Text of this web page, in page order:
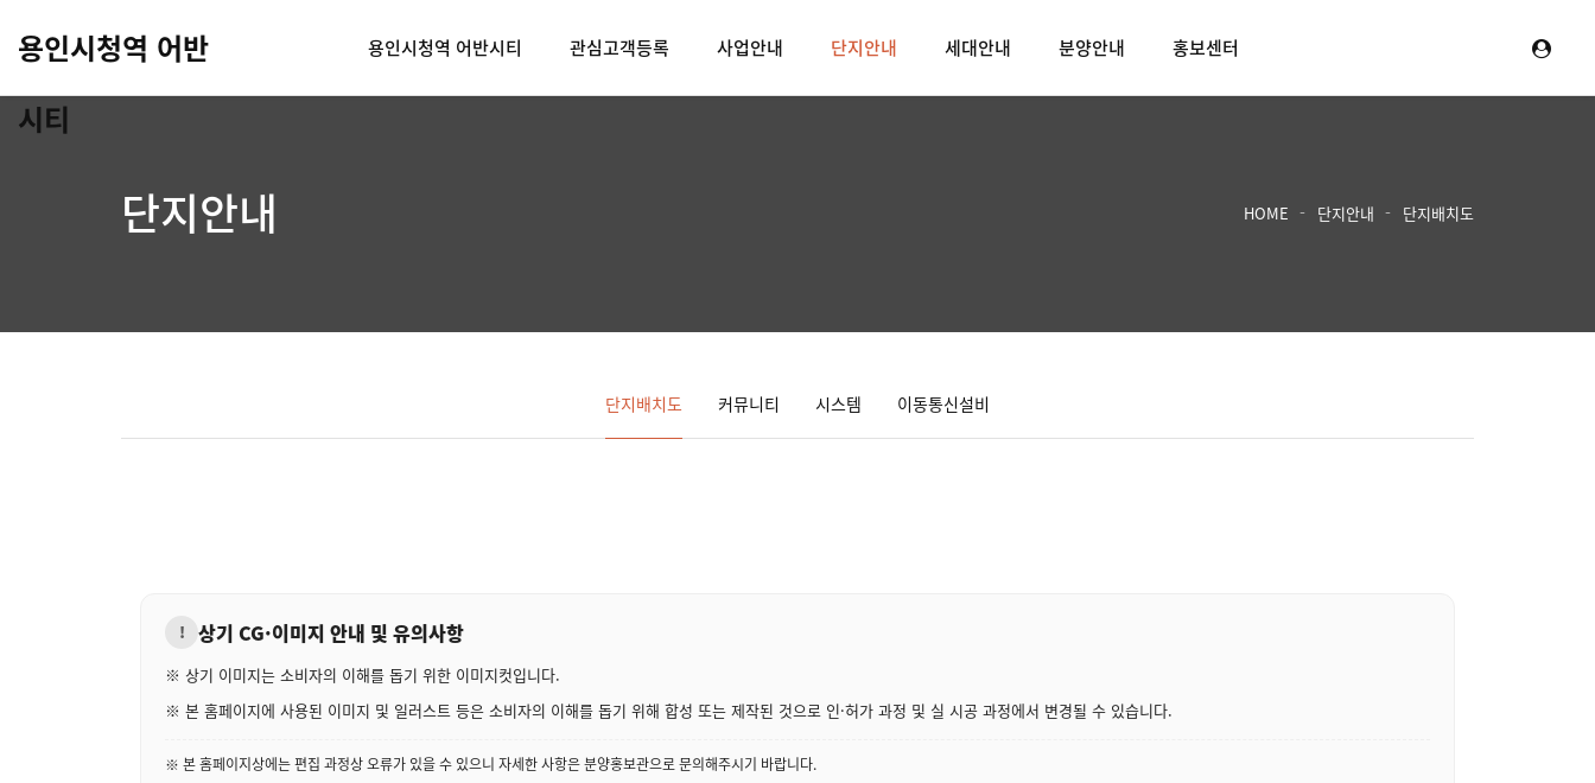
용인시청역 어반
시티
용인시청역 어반시티 관심고객등록 사업안내 단지안내 세대안내 분양안내 홍보센터
단지안내 HOME 단지안내 단지배치도
단지배치도 커뮤니티 시스템 이동통신설비
! 상기 CG·이미지 안내 및 유의사항
※ 상기 이미지는 소비자의 이해를 돕기 위한 이미지컷입니다.
※ 본 홈페이지에 사용된 이미지 및 일러스트 등은 소비자의 이해를 돕기 위해 합성 또는 제작된 것으로 인·허가 과정 및 실 시공 과정에서 변경될 수 있습니다.
※ 본 홈페이지상에는 편집 과정상 오류가 있을 수 있으니 자세한 사항은 분양홍보관으로 문의해주시기 바랍니다.